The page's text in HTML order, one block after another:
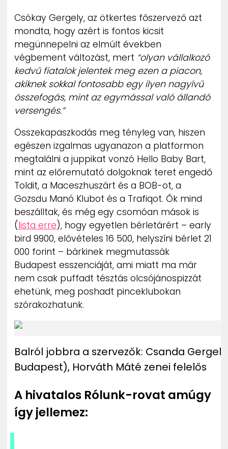
Csókay Gergely, az ötkertes főszervező azt
mondta, hogy azért is fontos kicsit
megünnepelni az elmúlt években
végbement változást, mert “olyan vállalkozó
kedvű fiatalok jelentek meg ezen a piacon,
akiknek sokkal fontosabb egy ilyen nagyívű
összefogás, mint az egymással való állandó
versengés.”
Összekapaszkodás meg tényleg van, hiszen
egészen izgalmas ugyanazon a platformon
megtalálni a juppikat vonzó Hello Baby Bart,
mint az előremutató dolgoknak teret engedő
Toldit, a Maceszhuszárt és a BOB-ot, a
Gozsdu Manó Klubot és a Trafiqot. Ők mind
beszálltak, és még egy csomóan mások is
(lista erre), hogy egyetlen bérletárért – early
bird 9900, elővételes 16 500, helyszíni bérlet 21
000 forint – bárkinek megmutassák
Budapest esszenciáját, ami miatt ma már
nem csak puffadt tésztás olcsójánospizzát
ehetünk, meg poshadt pinceklubokan
szórakozhatunk.
Balról jobbra a szervezők: Csanda
Budapest), Horváth Máté zenei felelős
A hivatalos Rólunk-rovat amúgy
így jellemez: